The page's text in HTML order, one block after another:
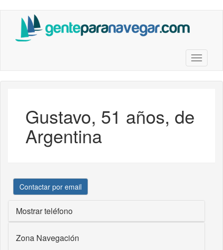
contenido
Toggle
Gustavo, 51 años, de
Argentina
Contactar por email
Mostrar teléfono
Zona Navegación